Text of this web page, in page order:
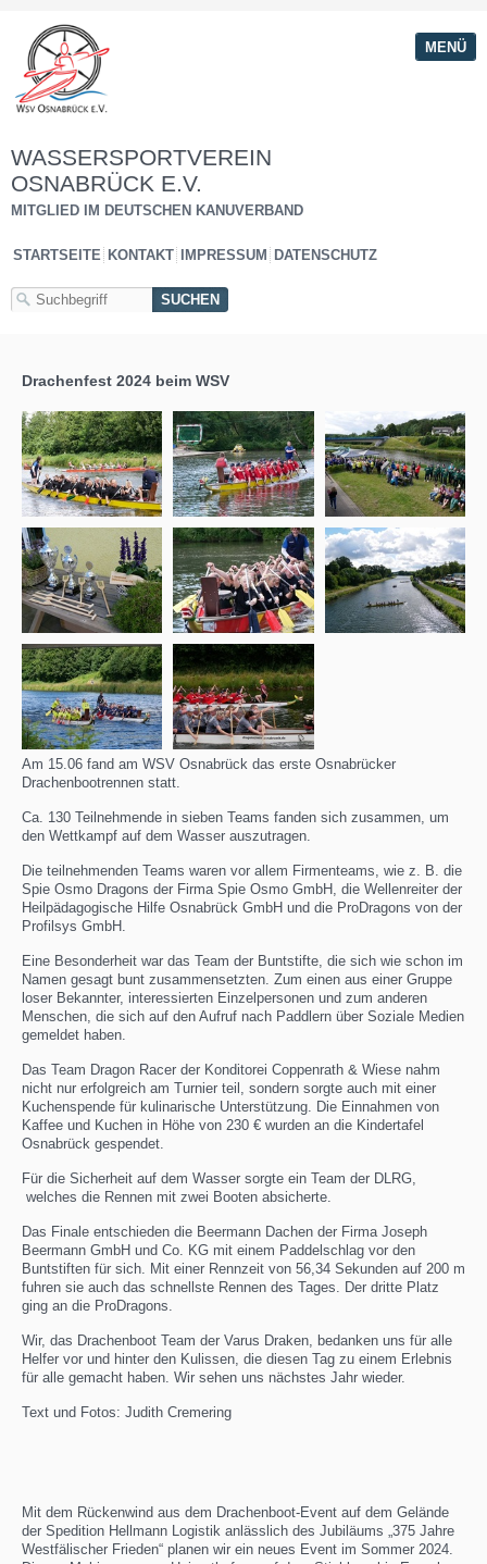
MENÜ
WASSERSPORTVEREIN
OSNABRÜCK E.V.
MITGLIED IM DEUTSCHEN KANUVERBAND
STARTSEITE KONTAKT IMPRESSUM DATENSCHUTZ
Drachenfest 2024 beim WSV
Am 15.06 fand am WSV Osnabrück das erste Osnabrücker
Drachenbootrennen statt.
Ca. 130 Teilnehmende in sieben Teams fanden sich zusammen, um
den Wettkampf auf dem Wasser auszutragen.
Die teilnehmenden Teams waren vor allem Firmenteams, wie z. B. die
Spie Osmo Dragons der Firma Spie Osmo GmbH, die Wellenreiter der
Heilpädagogische Hilfe Osnabrück GmbH und die ProDragons von der
Profilsys GmbH.
Eine Besonderheit war das Team der Buntstifte, die sich wie schon im
Namen gesagt bunt zusammensetzten. Zum einen aus einer Gruppe
loser Bekannter, interessierten Einzelpersonen und zum anderen
Menschen, die sich auf den Aufruf nach Paddlern über Soziale Medien
gemeldet haben.
Das Team Dragon Racer der Konditorei Coppenrath & Wiese nahm
nicht nur erfolgreich am Turnier teil, sondern sorgte auch mit einer
Kuchenspende für kulinarische Unterstützung. Die Einnahmen von
Kaffee und Kuchen in Höhe von 230 € wurden an die Kindertafel
Osnabrück gespendet.
Für die Sicherheit auf dem Wasser sorgte ein Team der DLRG,
welches die Rennen mit zwei Booten absicherte.
Das Finale entschieden die Beermann Dachen der Firma Joseph
Beermann GmbH und Co. KG mit einem Paddelschlag vor den
Buntstiften für sich. Mit einer Rennzeit von 56,34 Sekunden auf 200 m
fuhren sie auch das schnellste Rennen des Tages. Der dritte Platz
ging an die ProDragons.
Wir, das Drachenboot Team der Varus Draken, bedanken uns für alle
Helfer vor und hinter den Kulissen, die diesen Tag zu einem Erlebnis
für alle gemacht haben. Wir sehen uns nächstes Jahr wieder.
Text und Fotos: Judith Cremering
Mit dem Rückenwind aus dem Drachenboot-Event auf dem Gelände
der Spedition Hellmann Logistik anlässlich des Jubiläums „375 Jahre
Westfälischer Frieden“ planen wir ein neues Event im Sommer 2024.